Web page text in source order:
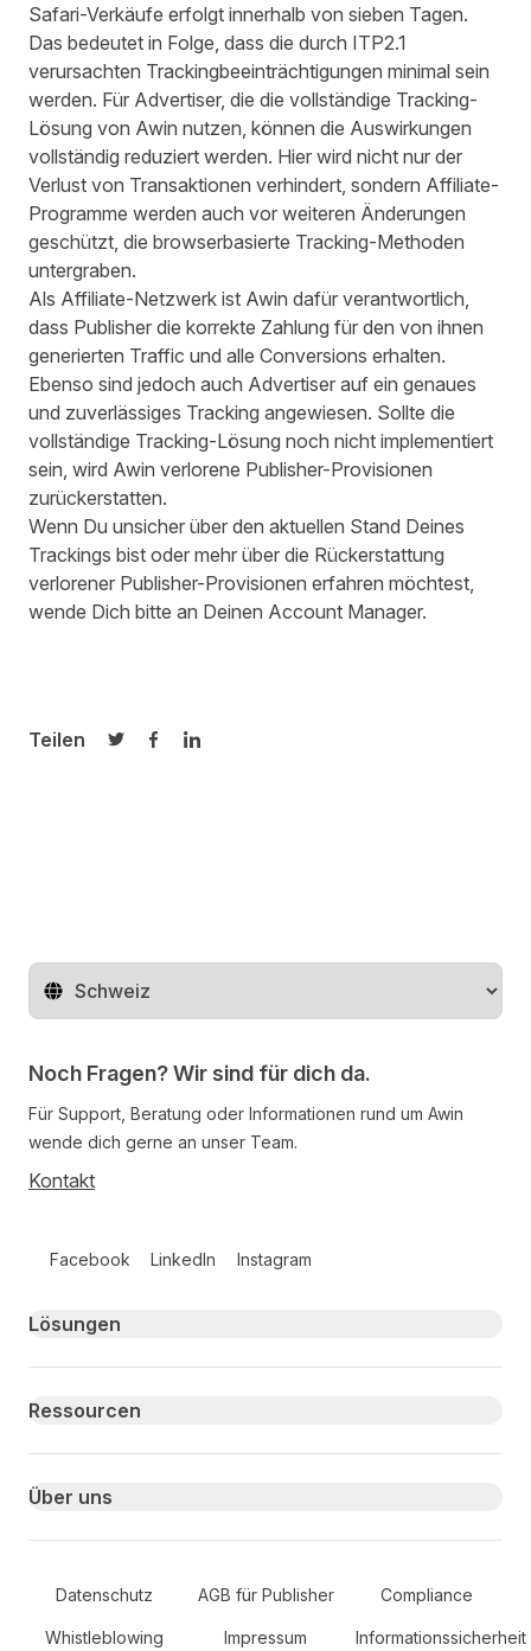
Safari-Verkäufe erfolgt innerhalb von sieben Tagen.
Das bedeutet in Folge, dass die durch ITP2.1
verursachten Trackingbeeinträchtigungen minimal sein
werden. Für Advertiser, die die vollständige Tracking-
Lösung von Awin nutzen, können die Auswirkungen
vollständig reduziert werden. Hier wird nicht nur der
Verlust von Transaktionen verhindert, sondern Affiliate-
Programme werden auch vor weiteren Änderungen
geschützt, die browserbasierte Tracking-Methoden
untergraben.
Als Affiliate-Netzwerk ist Awin dafür verantwortlich,
dass Publisher die korrekte Zahlung für den von ihnen
generierten Traffic und alle Conversions erhalten.
Ebenso sind jedoch auch Advertiser auf ein genaues
und zuverlässiges Tracking angewiesen. Sollte die
vollständige Tracking-Lösung noch nicht implementiert
sein, wird Awin verlorene Publisher-Provisionen
zurückerstatten.
Wenn Du unsicher über den aktuellen Stand Deines
Trackings bist oder mehr über die Rückerstattung
verlorener Publisher-Provisionen erfahren möchtest,
wende Dich bitte an Deinen Account Manager.
Teilen
Auf Twitter teilen
Auf Facebook teilen
Auf LinkedIn teilen
Region ändern
Noch Fragen? Wir sind für dich da.
Für Support, Beratung oder Informationen rund um Awin
wende dich gerne an unser Team.
Kontakt
Facebook LinkedIn Instagram
Primary footer navigation
Lösungen
Ressourcen
Über uns
Secondary Footer Navigation
Datenschutz AGB für Publisher Compliance
Whistleblowing Impressum Informationssicherheit